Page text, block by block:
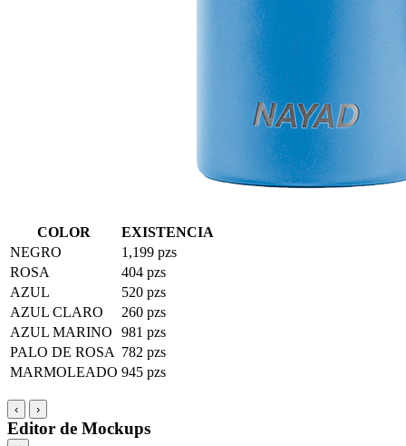
COLOR
EXISTENCIA
NEGRO
1,199 pzs
ROSA
404 pzs
AZUL
520 pzs
AZUL CLARO
260 pzs
AZUL MARINO
981 pzs
PALO DE ROSA 782 pzs
MARMOLEADO 945 pzs
‹ ›
Editor de Mockups